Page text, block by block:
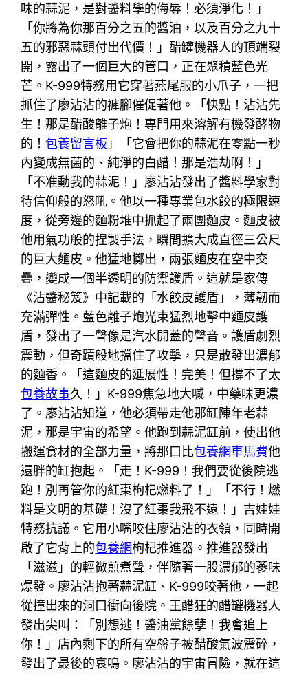
味的蒜泥，是對醬料學的侮辱！必須淨化！」
「你將為你那百分之五的醬油，以及百分之九十
五的邪惡蒜頭付出代價！」醋罐機器人的頂端裂
開，露出了一個巨大的管口，正在聚積藍色光
芒。K-999特務用它穿著燕尾服的小爪子，一把
抓住了廖沾沾的褲腳催促著他。「快點！沾沾先
生！那是醋酸離子炮！專門用來溶解有機發酵物
的！包養留言板 」「它會把你的蒜泥在零點一秒
內變成無菌的、純淨的白醋！那是浩劫啊！」
「不准動我的蒜泥！」廖沾沾發出了醬料學家對
待信仰般的怒吼。他以一種專業包水餃的極限速
度，從旁邊的麵粉堆中抓起了兩團麵皮。麵皮被
他用氣功般的捏製手法，瞬間擴大成直徑三公尺
的巨大麵皮。他猛地擲出，兩張麵皮在空中交
疊，變成一個半透明的防禦護盾。這就是家傳
《沾醬秘笈》中記載的「水餃皮護盾」，薄韌而
充滿彈性。藍色離子炮光束猛烈地擊中麵皮護
盾，發出了一聲像是汽水開蓋的聲音。護盾劇烈
震動，但奇蹟般地擋住了攻擊，只是散發出濃郁
的麵香。「這麵皮的延展性！完美！但撐不了太
包養故事久！」K-999焦急地大喊，中藥味更濃
了。廖沾沾知道，他必須帶走他那缸陳年老蒜
泥，那是宇宙的希望。他跑到蒜泥缸前，使出他
搬運食材的全部力量，將那口比包養網車馬費他
還胖的缸抱起。「走！K-999！我們要從後院逃
跑！別再管你的紅棗枸杞燃料了！」「不行！燃
料是文明的基礎！沒了紅棗我飛不遠！」吉娃娃
特務抗議。它用小嘴咬住廖沾沾的衣領，同時開
啟了它背上的包養網枸杞推進器。推進器發出
「滋滋」的輕微煎煮聲，伴隨著一股濃郁的蔘味
爆發。廖沾沾抱著蒜泥缸、K-999咬著他，一起
從撞出來的洞口衝向後院。王醋狂的醋罐機器人
發出尖叫：「別想逃！醬油黨餘孽！我會追上
你！」店內剩下的所有空盤子被醋酸氣波震碎，
發出了最後的哀鳴。廖沾沾的宇宙冒險，就在這